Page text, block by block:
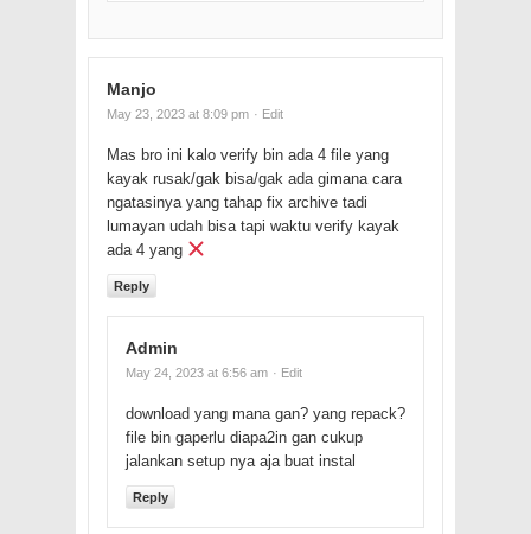
Manjo
May 23, 2023 at 8:09 pm · Edit
Mas bro ini kalo verify bin ada 4 file yang
kayak rusak/gak bisa/gak ada gimana cara
ngatasinya yang tahap fix archive tadi
lumayan udah bisa tapi waktu verify kayak
ada 4 yang
Reply
Admin
May 24, 2023 at 6:56 am · Edit
download yang mana gan? yang repack?
file bin gaperlu diapa2in gan cukup
jalankan setup nya aja buat instal
Reply